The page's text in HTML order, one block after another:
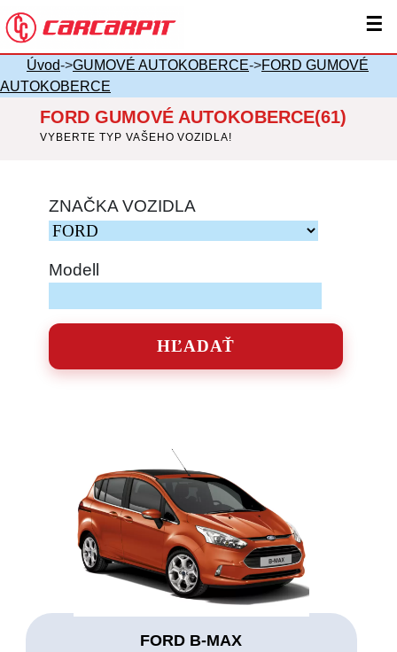
☰
Úvod->GUMOVÉ AUTOKOBERCE->FORD GUMOVÉ
AUTOKOBERCE
FORD GUMOVÉ AUTOKOBERCE(61)
VYBERTE TYP VAŠEHO VOZIDLA!
ZNAČKA VOZIDLA
Modell
HĽADAŤ
FORD B-MAX